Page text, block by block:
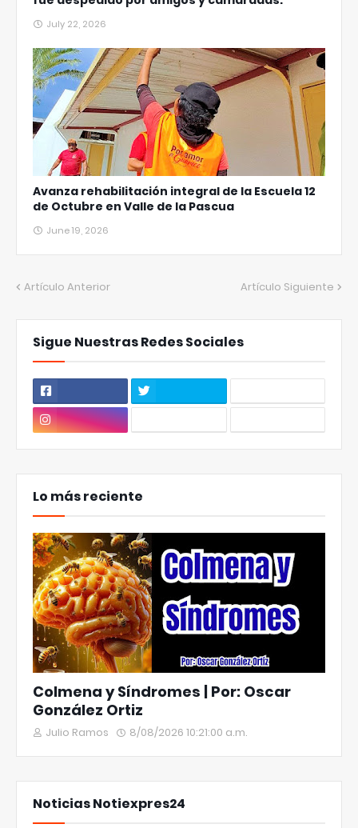
July 22, 2026
Avanza rehabilitación integral de la Escuela 12
de Octubre en Valle de la Pascua
June 19, 2026
Artículo Anterior Artículo Siguiente
Sigue Nuestras Redes Sociales
Lo más reciente
Colmena y Síndromes | Por: Oscar
González Ortiz
Julio Ramos 8/08/2026 10:21:00 a.m.
Noticias Notiexpres24